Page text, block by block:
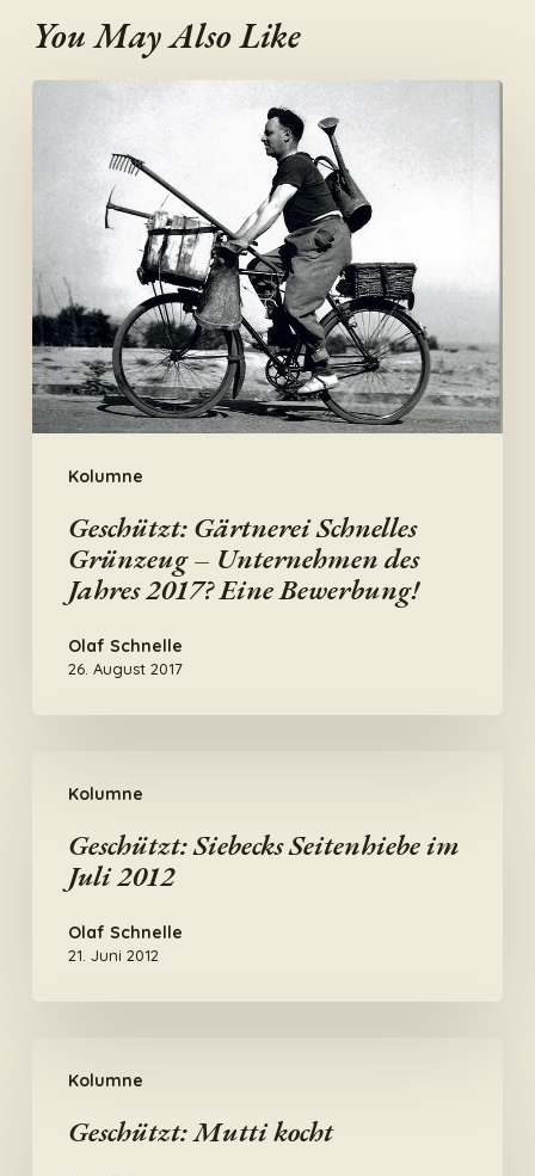
You May Also Like
Kolumne
Schnelles
Grünzeug
Unternehmen
des
Jahres
2017?
Eine
Geschützt: Gärtnerei Schnelles
Grünzeug – Unternehmen des
Jahres 2017? Eine Bewerbung!
Olaf Schnelle
26. August 2017
Kolumne
Siebecks
Seitenhiebe
2012
Geschützt: Siebecks Seitenhiebe im
Juli 2012
Olaf Schnelle
21. Juni 2012
Kolumne
Mutti
kochtGeschützt: Mutti kocht